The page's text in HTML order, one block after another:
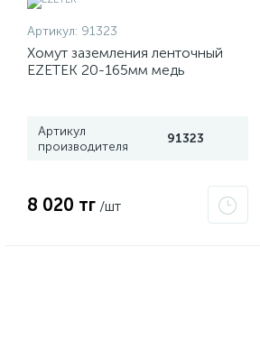
Артикул: 91323
Хомут заземления ленточный
EZETEK 20-165мм медь
Артикул
производителя
91323
8 020 тг /шт